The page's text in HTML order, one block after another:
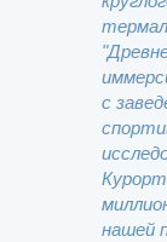
с
нашей